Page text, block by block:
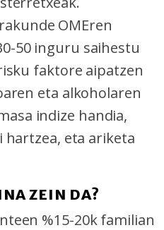
OMEren
50 inguru saihestu
faktore aipatzen
eta alkoholaren
indize handia,
eta ariketa
ZEIN DA?
%15-20k familian